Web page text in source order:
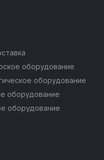
оборудование
оборудование
оборудование
оборудование